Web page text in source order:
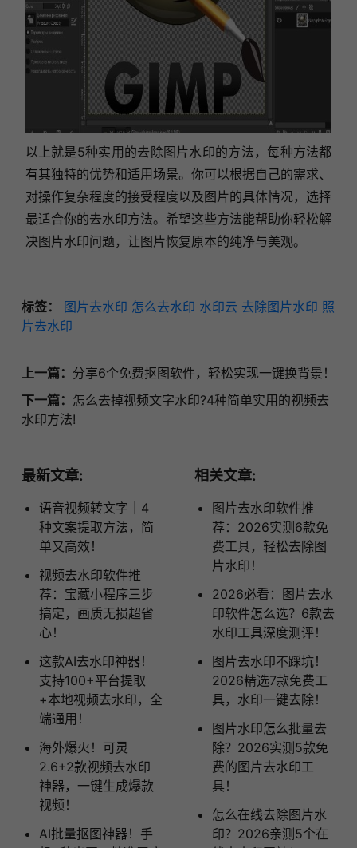
以上就是5种实用的去除图片水印的方法，每种方法都
有其独特的优势和适用场景。你可以根据自己的需求、
对操作复杂程度的接受程度以及图片的具体情况，选择
最适合你的去水印方法。希望这些方法能帮助你轻松解
决图片水印问题，让图片恢复原本的纯净与美观。
标签： 图片去水印 怎么去水印 水印云 去除图片水印 照
片去水印
上一篇： 分享6个免费抠图软件，轻松实现一键换背景！
下一篇： 怎么去掉视频文字水印?4种简单实用的视频去
水印方法!
最新文章:
语音视频转文字｜4
种文案提取方法，简
单又高效！
视频去水印软件推
荐：宝藏小程序三步
搞定，画质无损超省
心！
这款AI去水印神器！
支持100+平台提取
+本地视频去水印，全
端通用！
海外爆火！可灵
2.6+2款视频去水印
神器，一键生成爆款
视频！
AI批量抠图神器！手
相关文章:
图片去水印软件推
荐：2026实测6款免
费工具，轻松去除图
片水印！
2026必看：图片去水
印软件怎么选？6款去
水印工具深度测评！
图片去水印不踩坑！
2026精选7款免费工
具，水印一键去除！
图片水印怎么批量去
除？2026实测5款免
费的图片去水印工
具！
怎么在线去除图片水
印？2026亲测5个在